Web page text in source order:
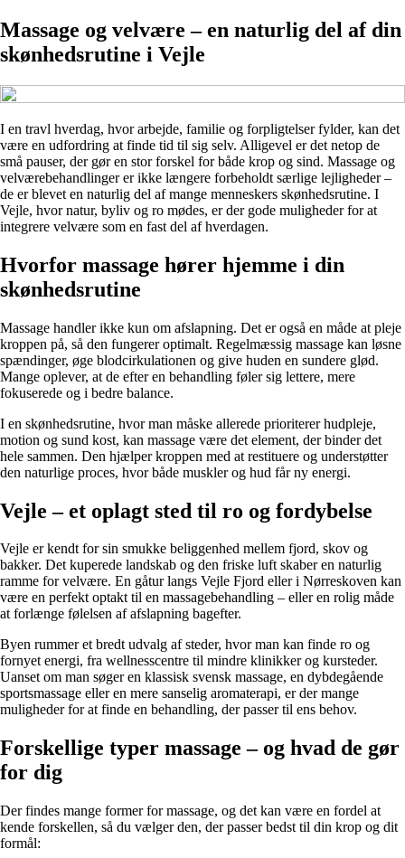
Massage og velvære – en naturlig del af din
skønhedsrutine i Vejle
I en travl hverdag, hvor arbejde, familie og forpligtelser fylder, kan det
være en udfordring at finde tid til sig selv. Alligevel er det netop de
små pauser, der gør en stor forskel for både krop og sind. Massage og
velværebehandlinger er ikke længere forbeholdt særlige lejligheder –
de er blevet en naturlig del af mange menneskers skønhedsrutine. I
Vejle, hvor natur, byliv og ro mødes, er der gode muligheder for at
integrere velvære som en fast del af hverdagen.
Hvorfor massage hører hjemme i din
skønhedsrutine
Massage handler ikke kun om afslapning. Det er også en måde at pleje
kroppen på, så den fungerer optimalt. Regelmæssig massage kan løsne
spændinger, øge blodcirkulationen og give huden en sundere glød.
Mange oplever, at de efter en behandling føler sig lettere, mere
fokuserede og i bedre balance.
I en skønhedsrutine, hvor man måske allerede prioriterer hudpleje,
motion og sund kost, kan massage være det element, der binder det
hele sammen. Den hjælper kroppen med at restituere og understøtter
den naturlige proces, hvor både muskler og hud får ny energi.
Vejle – et oplagt sted til ro og fordybelse
Vejle er kendt for sin smukke beliggenhed mellem fjord, skov og
bakker. Det kuperede landskab og den friske luft skaber en naturlig
ramme for velvære. En gåtur langs Vejle Fjord eller i Nørreskoven kan
være en perfekt optakt til en massagebehandling – eller en rolig måde
at forlænge følelsen af afslapning bagefter.
Byen rummer et bredt udvalg af steder, hvor man kan finde ro og
fornyet energi, fra wellnesscentre til mindre klinikker og kursteder.
Uanset om man søger en klassisk svensk massage, en dybdegående
sportsmassage eller en mere sanselig aromaterapi, er der mange
muligheder for at finde en behandling, der passer til ens behov.
Forskellige typer massage – og hvad de gør
for dig
Der findes mange former for massage, og det kan være en fordel at
kende forskellen, så du vælger den, der passer bedst til din krop og dit
formål: